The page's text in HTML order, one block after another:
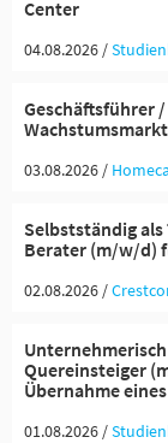
Center
04.08.2026 /
Geschäftsführer
03.08.2026 /
Selbstständig als
Berater (m/w/d)
02.08.2026 /
Quereinsteiger
Übernahme
01.08.2026 /